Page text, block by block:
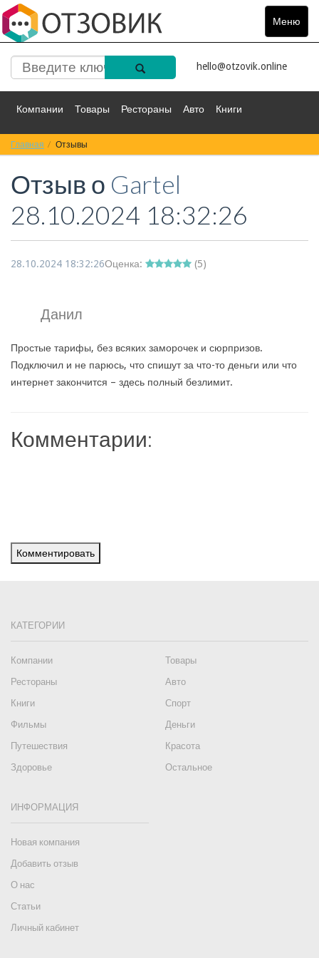
Меню
Toggle
hello@otzovik.online
Компании Товары Рестораны Авто Книги
Спорт Фильмы
Красота Здоровье Остальное
Главная Отзывы
Отзыв о Gartel
28.10.2024 18:32:26
28.10.2024 18:32:26Оценка: (5)
Данил
Простые тарифы, без всяких заморочек и сюрпризов.
Подключил и не парюсь, что спишут за что-то деньги или что
интернет закончится – здесь полный безлимит.
Комментарии:
Комментировать
КАТЕГОРИИ
Компании
Товары
Рестораны
Авто
Книги
Спорт
Фильмы
Деньги
Путешествия
Красота
Здоровье
Остальное
ИНФОРМАЦИЯ
Новая компания
Добавить отзыв
О нас
Статьи
Личный кабинет